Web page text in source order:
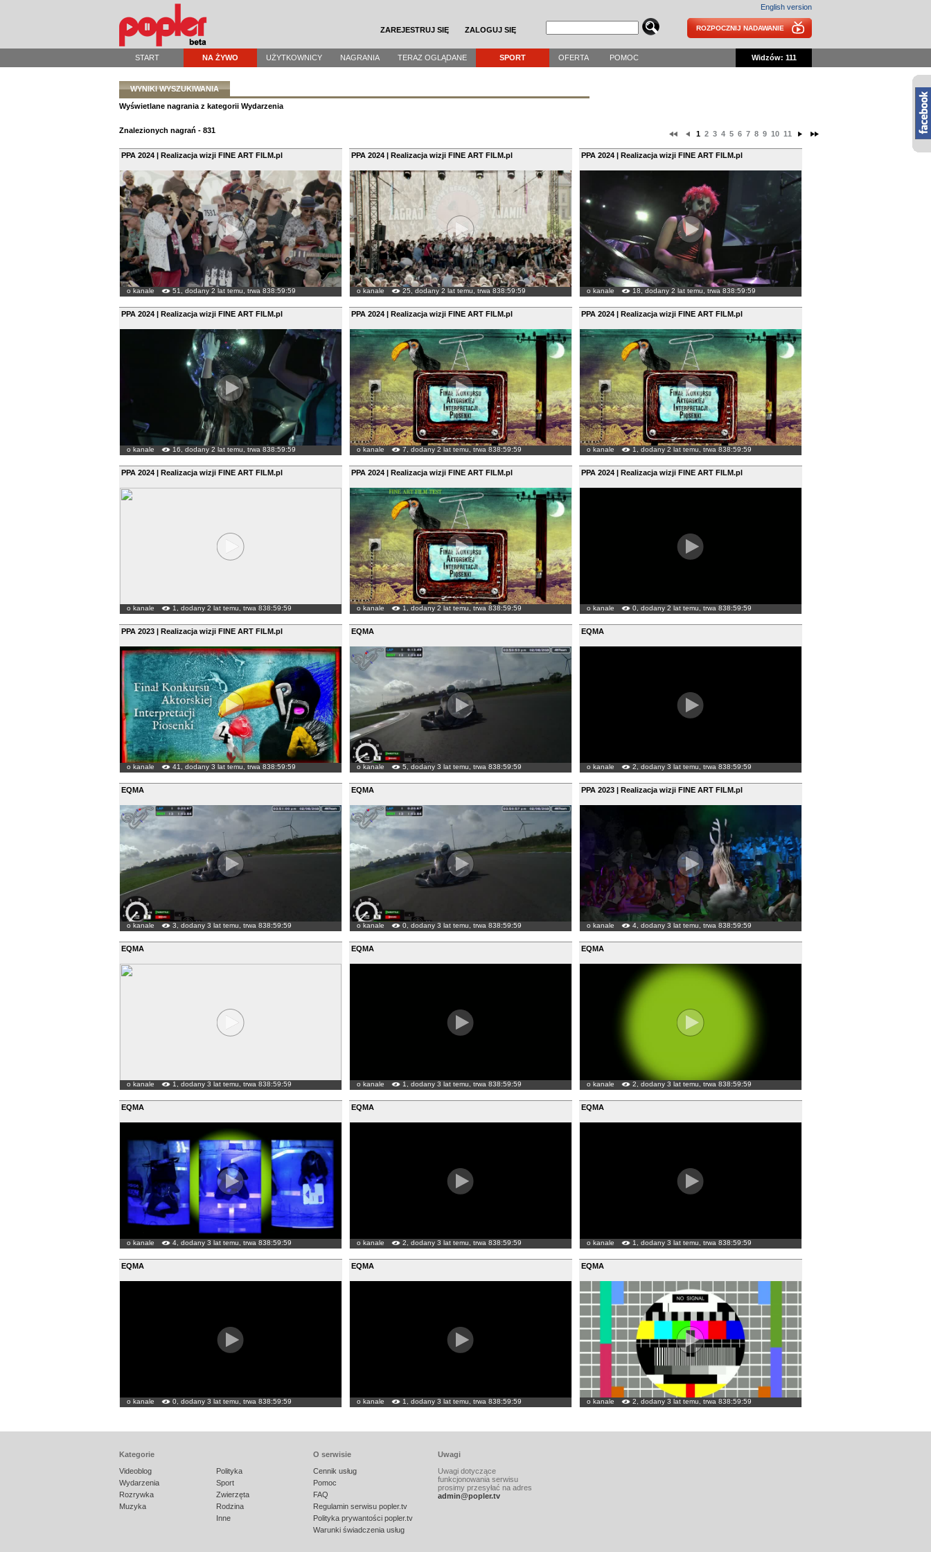
ZAREJESTRUJ SIĘ ZALOGUJ SIĘ
English version
ROZPOCZNIJ NADAWANIE
START NA ŻYWO UŻYTKOWNICY NAGRANIA TERAZ OGLĄDANE SPORT OFERTA POMOC Widzów: 111
WYNIKI WYSZUKIWANIA
Wyświetlane nagrania z kategorii Wydarzenia
Znalezionych nagrań - 831 1 2 3 4 5 6 7 8 9 10 11
PPA 2024 | Realizacja wizji FINE ART FILM.pl
o kanale 51, dodany 2 lat temu, trwa 838:59:59
PPA 2024 | Realizacja wizji FINE ART FILM.pl
o kanale 25, dodany 2 lat temu, trwa 838:59:59
PPA 2024 | Realizacja wizji FINE ART FILM.pl
o kanale 18, dodany 2 lat temu, trwa 838:59:59
PPA 2024 | Realizacja wizji FINE ART FILM.pl
o kanale 16, dodany 2 lat temu, trwa 838:59:59
PPA 2024 | Realizacja wizji FINE ART FILM.pl
o kanale 7, dodany 2 lat temu, trwa 838:59:59
PPA 2024 | Realizacja wizji FINE ART FILM.pl
o kanale 1, dodany 2 lat temu, trwa 838:59:59
PPA 2024 | Realizacja wizji FINE ART FILM.pl
o kanale 1, dodany 2 lat temu, trwa 838:59:59
PPA 2024 | Realizacja wizji FINE ART FILM.pl
o kanale 1, dodany 2 lat temu, trwa 838:59:59
PPA 2024 | Realizacja wizji FINE ART FILM.pl
o kanale 0, dodany 2 lat temu, trwa 838:59:59
PPA 2023 | Realizacja wizji FINE ART FILM.pl
o kanale 41, dodany 3 lat temu, trwa 838:59:59
EQMA
o kanale 5, dodany 3 lat temu, trwa 838:59:59
EQMA
o kanale 2, dodany 3 lat temu, trwa 838:59:59
EQMA
o kanale 3, dodany 3 lat temu, trwa 838:59:59
EQMA
o kanale 0, dodany 3 lat temu, trwa 838:59:59
PPA 2023 | Realizacja wizji FINE ART FILM.pl
o kanale 4, dodany 3 lat temu, trwa 838:59:59
EQMA
o kanale 1, dodany 3 lat temu, trwa 838:59:59
EQMA
o kanale 1, dodany 3 lat temu, trwa 838:59:59
EQMA
o kanale 2, dodany 3 lat temu, trwa 838:59:59
EQMA
o kanale 4, dodany 3 lat temu, trwa 838:59:59
EQMA
o kanale 2, dodany 3 lat temu, trwa 838:59:59
EQMA
o kanale 1, dodany 3 lat temu, trwa 838:59:59
EQMA
o kanale 0, dodany 3 lat temu, trwa 838:59:59
EQMA
o kanale 1, dodany 3 lat temu, trwa 838:59:59
EQMA
o kanale 2, dodany 3 lat temu, trwa 838:59:59
Kategorie
Videoblog
Wydarzenia
Rozrywka
Muzyka
Polityka
Sport
Zwierzęta
Rodzina
Inne
O serwisie
Cennik usług
Pomoc
FAQ
Regulamin serwisu popler.tv
Polityka prywantości popler.tv
Warunki świadczenia usług
Uwagi
Uwagi dotyczące
funkcjonowania serwisu
prosimy przesyłać na adres
admin@popler.tv